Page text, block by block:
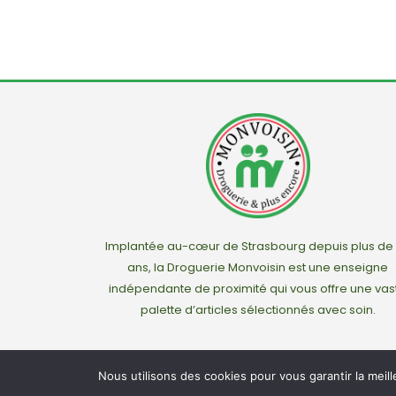
Implantée au-cœur de Strasbourg depuis plus de
ans, la Droguerie Monvoisin est une enseigne
indépendante de proximité qui vous offre une
palette d’articles sélectionnés avec soin.
© Droguerie
Nous utilisons des cookies pour vous garantir la